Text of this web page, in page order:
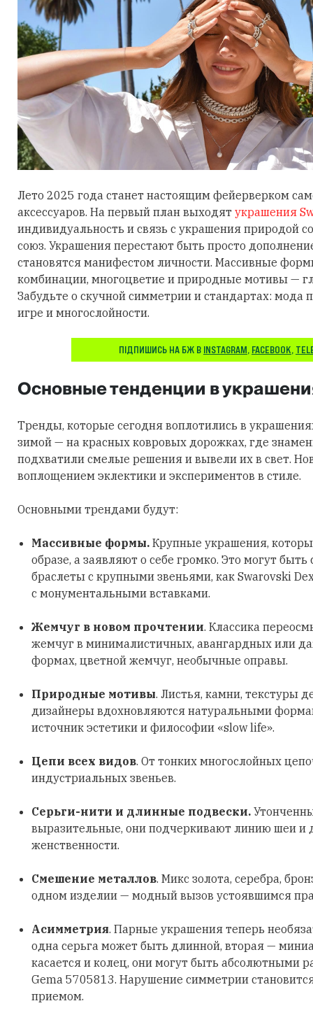
Лето 2025 года станет настоящим фейерверком
аксессуаров. На первый план выходят украшения
индивидуальность и связь с украшения природой
союз. Украшения перестают быть просто
становятся манифестом личности. Массивные
комбинации, многоцветие и природные мотивы —
Забудьте о скучной симметрии и стандартах: мода
игре и многослойности.
ПІДПИШИСЬ НА БЖ В INSTAGRAM, FACEBOOK,
Основные тенденции в
Тренды, которые сегодня воплотились в
зимой — на красных ковровых дорожках, где
подхватили смелые решения и вывели их в свет.
воплощением эклектики и экспериментов в стиле.
Основными трендами будут:
Массивные формы. Крупные украшения,
образе, а заявляют о себе громко. Это могут быть
браслеты с крупными звеньями, как Swarovski
с монументальными вставками.
Жемчуг в новом прочтении. Классика
жемчуг в минималистичных, авангардных или
формах, цветной жемчуг, необычные оправы.
Природные мотивы. Листья, камни, текстуры
дизайнеры вдохновляются натуральными
источник эстетики и философии «slow life».
Цепи всех видов. От тонких многослойных
индустриальных звеньев.
Серьги-нити и длинные подвески.
выразительные, они подчеркивают линию шеи и
женственности.
Смешение металлов. Микс золота, серебра,
одном изделии — модный вызов устоявшимся
Асимметрия. Парные украшения теперь
одна серьга может быть длинной, вторая —
касается и колец, они могут быть абсолютными
Gema 5705813. Нарушение симметрии
приемом.